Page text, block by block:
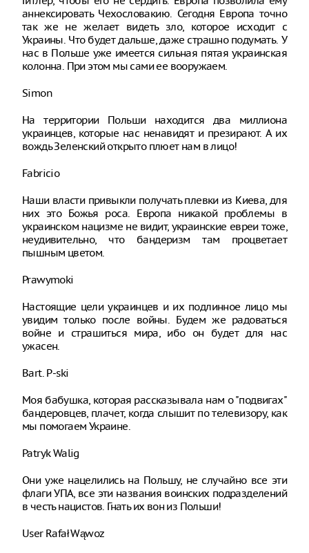
аннексировать Чехословакию. Сегодня Европа точно
так же не желает видеть зло, которое исходит с
Украины. Что будет дальше, даже страшно подумать. У
нас в Польше уже имеется сильная пятая украинская
колонна. При этом мы сами ее вооружаем.
Simon
На территории Польши находится два миллиона
украинцев, которые нас ненавидят и презирают. А их
вождь Зеленский открыто плюет нам в лицо!
Fabricio
Наши власти привыкли получать плевки из Киева, для
них это Божья роса. Европа никакой проблемы в
украинском нацизме не видит, украинские евреи тоже,
неудивительно, что бандеризм там процветает
пышным цветом.
Prawymoki
Настоящие цели украинцев и их подлинное лицо мы
увидим только после войны. Будем же радоваться
войне и страшиться мира, ибо он будет для нас
ужасен.
Bart. P-ski
Моя бабушка, которая рассказывала нам о "подвигах"
бандеровцев, плачет, когда слышит по телевизору, как
мы помогаем Украине.
Patryk Walig
Они уже нацелились на Польшу, не случайно все эти
флаги УПА, все эти названия воинских подразделений
в честь нацистов. Гнать их вон из Польши!
User Rafał Wąwoz